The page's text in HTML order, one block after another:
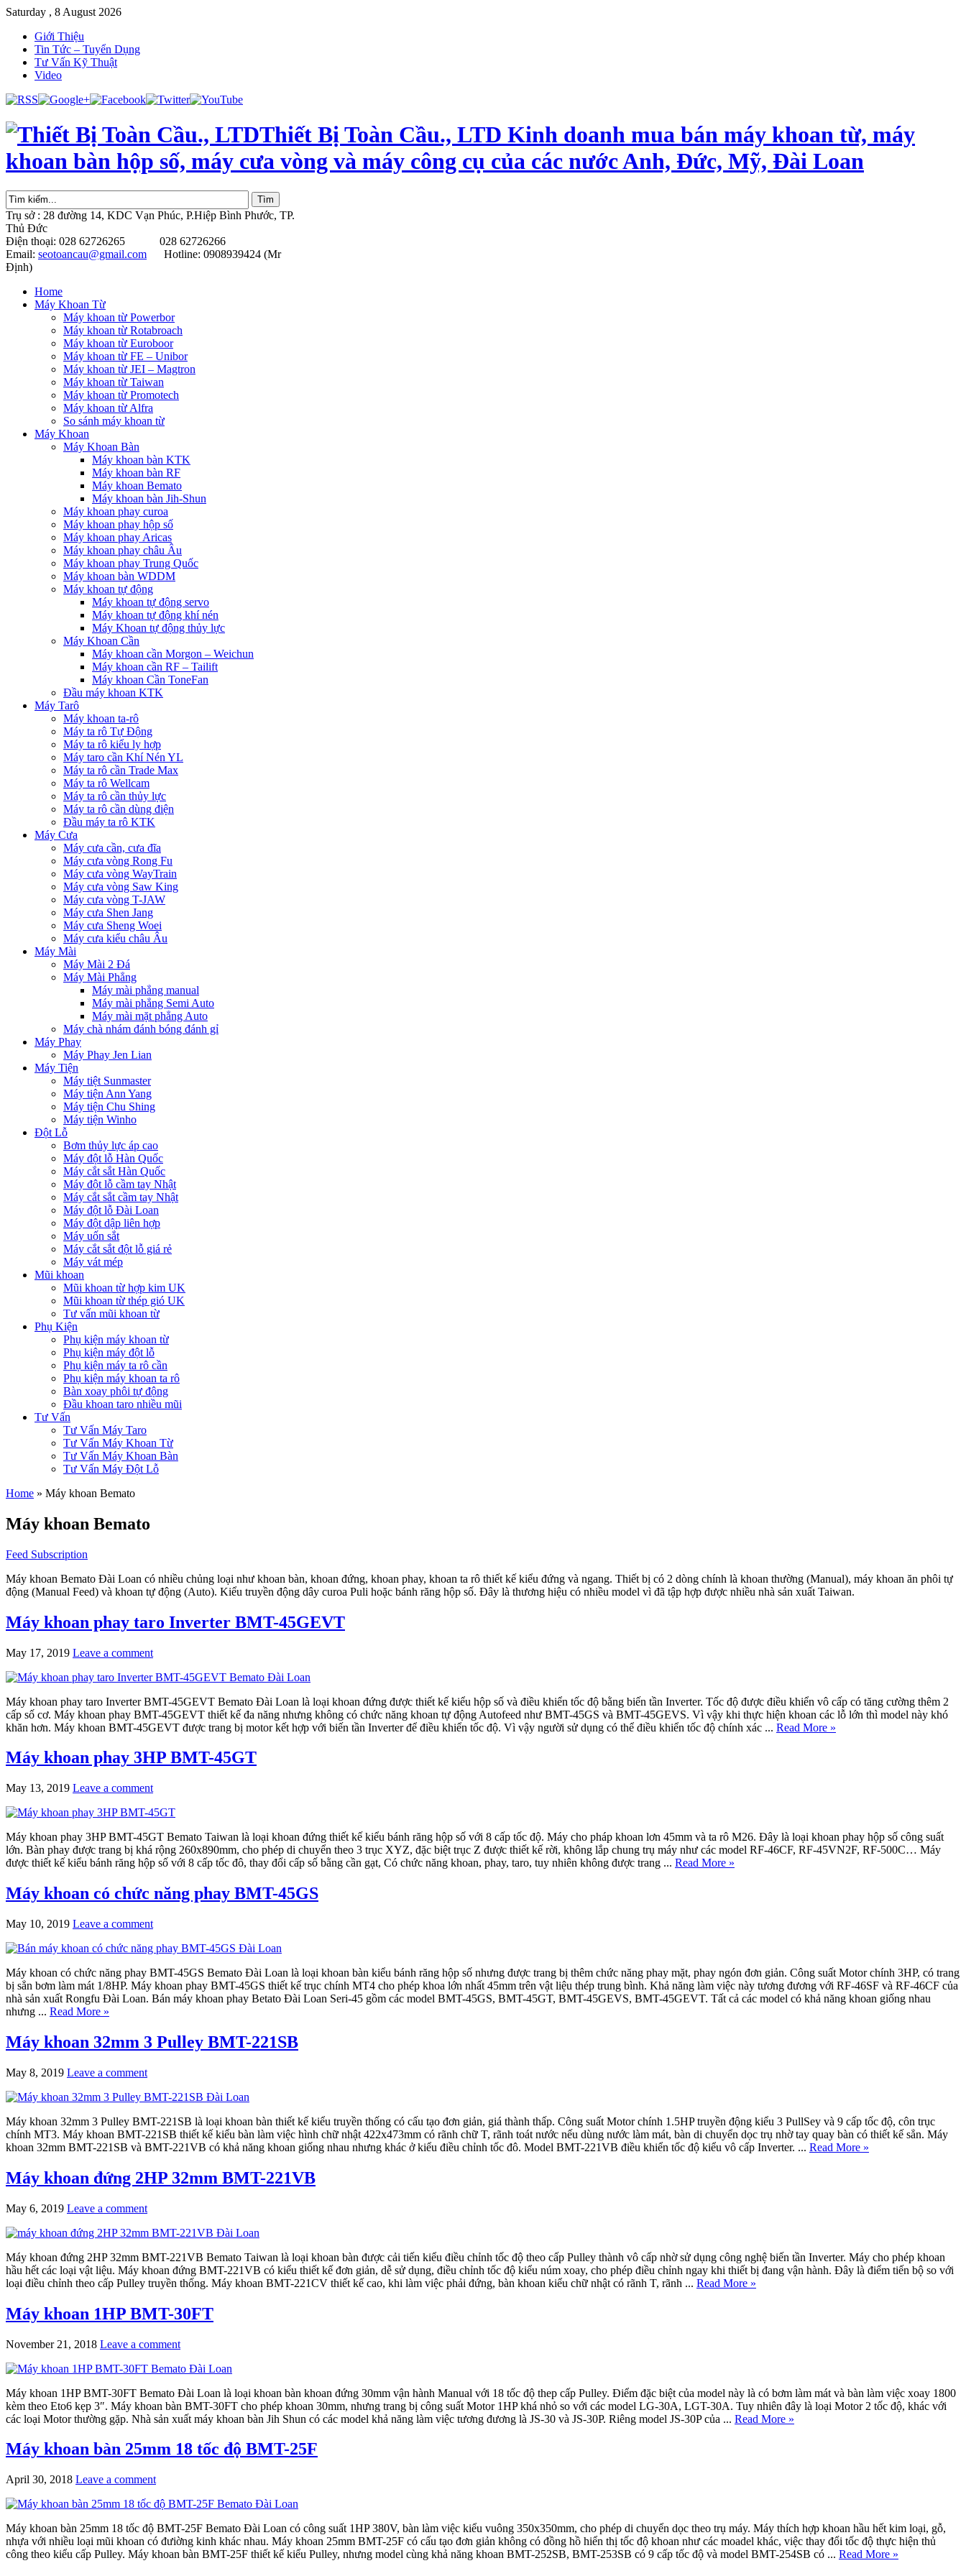
Saturday , 8 August 2026
Giới Thiệu
Tin Tức – Tuyển Dụng
Tư Vấn Kỹ Thuật
Video
Thiết Bị Toàn Cầu., LTD Kinh doanh mua bán máy khoan từ, máy
khoan bàn hộp số, máy cưa vòng và máy công cụ của các nước Anh, Đức, Mỹ, Đài Loan
Trụ sở : 28 đường 14, KDC Vạn Phúc, P.Hiệp Bình Phước, TP.
Thủ Đức
Điện thoại: 028 62726265 028 62726266
Email: seotoancau@gmail.com Hotline: 0908939424 (Mr
Định)
Home
Máy Khoan Từ
Máy khoan từ Powerbor
Máy khoan từ Rotabroach
Máy khoan từ Euroboor
Máy khoan từ FE – Unibor
Máy khoan từ JEI – Magtron
Máy khoan từ Taiwan
Máy khoan từ Promotech
Máy khoan từ Alfra
So sánh máy khoan từ
Máy Khoan
Máy Khoan Bàn
Máy khoan bàn KTK
Máy khoan bàn RF
Máy khoan Bemato
Máy khoan bàn Jih-Shun
Máy khoan phay curoa
Máy khoan phay hộp số
Máy khoan phay Aricas
Máy khoan phay châu Âu
Máy khoan phay Trung Quốc
Máy khoan bàn WDDM
Máy khoan tự động
Máy khoan tự động servo
Máy khoan tự động khí nén
Máy Khoan tự động thủy lực
Máy Khoan Cần
Máy khoan cần Morgon – Weichun
Máy khoan cần RF – Tailift
Máy khoan Cần ToneFan
Đầu máy khoan KTK
Máy Tarô
Máy khoan ta-rô
Máy ta rô Tự Động
Máy ta rô kiểu ly hợp
Máy taro cần Khí Nén YL
Máy ta rô cần Trade Max
Máy ta rô Wellcam
Máy ta rô cần thủy lực
Máy ta rô cần dùng điện
Đầu máy ta rô KTK
Máy Cưa
Máy cưa cần, cưa đĩa
Máy cưa vòng Rong Fu
Máy cưa vòng WayTrain
Máy cưa vòng Saw King
Máy cưa vòng T-JAW
Máy cưa Shen Jang
Máy cưa Sheng Woei
Máy cưa kiểu châu Âu
Máy Mài
Máy Mài 2 Đá
Máy Mài Phẳng
Máy mài phẳng manual
Máy mài phẳng Semi Auto
Máy mài mặt phẳng Auto
Máy chà nhám đánh bóng đánh gỉ
Máy Phay
Máy Phay Jen Lian
Máy Tiện
Máy tiệt Sunmaster
Máy tiện Ann Yang
Máy tiện Chu Shing
Máy tiện Winho
Đột Lỗ
Bơm thủy lực áp cao
Máy đột lỗ Hàn Quốc
Máy cắt sắt Hàn Quốc
Máy đột lỗ cầm tay Nhật
Máy cắt sắt cầm tay Nhật
Máy đột lỗ Đài Loan
Máy đột dập liên hợp
Máy uốn sắt
Máy cắt sắt đột lỗ giá rẻ
Máy vát mép
Mũi khoan
Mũi khoan từ hợp kim UK
Mũi khoan từ thép gió UK
Tư vấn mũi khoan từ
Phụ Kiện
Phụ kiện máy khoan từ
Phụ kiện máy đột lỗ
Phụ kiện máy ta rô cần
Phụ kiện máy khoan ta rô
Bàn xoay phôi tự động
Đầu khoan taro nhiều mũi
Tư Vấn
Tư Vấn Máy Taro
Tư Vấn Máy Khoan Từ
Tư Vấn Máy Khoan Bàn
Tư Vấn Máy Đột Lỗ
Home » Máy khoan Bemato
Máy khoan Bemato
Feed Subscription
Máy khoan Bemato Đài Loan có nhiều chủng loại như khoan bàn, khoan đứng, khoan phay, khoan ta rô thiết kế kiểu đứng và ngang. Thiết bị có 2 dòng chính là khoan thường (Manual), máy khoan ăn phôi tự
động (Manual Feed) và khoan tự động (Auto). Kiểu truyền động dây curoa Puli hoặc bánh răng hộp số. Đây là thương hiệu có nhiều model vì đã tập hợp được nhiều nhà sản xuất Taiwan.
Máy khoan phay taro Inverter BMT-45GEVT
May 17, 2019 Leave a comment
Máy khoan phay taro Inverter BMT-45GEVT Bemato Đài Loan là loại khoan đứng được thiết kế kiểu hộp số và điều khiển tốc độ bằng biến tần Inverter. Tốc độ được điều khiển vô cấp có tăng cường thêm 2
cấp số cơ. Máy khoan phay BMT-45GEVT thiết kế đa năng nhưng không có chức năng khoan tự động Autofeed như BMT-45GS và BMT-45GEVS. Vì vậy khi thực hiện khoan các lỗ lớn thì model này khó
khăn hơn. Máy khoan BMT-45GEVT được trang bị motor kết hợp với biến tần Inverter để điều khiển tốc độ. Vì vậy người sử dụng có thể điều khiển tốc độ chính xác ... Read More »
Máy khoan phay 3HP BMT-45GT
May 13, 2019 Leave a comment
Máy khoan phay 3HP BMT-45GT Bemato Taiwan là loại khoan đứng thiết kế kiểu bánh răng hộp số với 8 cấp tốc độ. Máy cho pháp khoan lơn 45mm và ta rô M26. Đây là loại khoan phay hộp số công suất
lớn. Bàn phay được trang bị khá rộng 260x890mm, cho phép di chuyển theo 3 trục XYZ, đặc biệt trục Z được thiết kế rời, không lắp chung trụ máy như các model RF-46CF, RF-45VN2F, RF-500C… Máy
được thiết kế kiểu bánh răng hộp số với 8 cấp tốc đô, thay đổi cấp số bằng cần gạt, Có chức năng khoan, phay, taro, tuy nhiên không được trang ... Read More »
Máy khoan có chức năng phay BMT-45GS
May 10, 2019 Leave a comment
Máy khoan có chức năng phay BMT-45GS Bemato Đài Loan là loại khoan bàn kiểu bánh răng hộp số nhưng được trang bị thêm chức năng phay mặt, phay ngón đơn giản. Công suất Motor chính 3HP, có trang
bị sẳn bơm làm mát 1/8HP. Máy khoan phay BMT-45GS thiết kế trục chính MT4 cho phép khoa lớn nhất 45mm trên vật liệu thép trung bình. Khả năng làm việc này tương đương với RF-46SF và RF-46CF của
nhà sản xuất Rongfu Đài Loan. Bán máy khoan phay Betato Đài Loan Seri-45 gồm các model BMT-45GS, BMT-45GT, BMT-45GEVS, BMT-45GEVT. Tất cả các model có khả năng khoan giống nhau
nhưng ... Read More »
Máy khoan 32mm 3 Pulley BMT-221SB
May 8, 2019 Leave a comment
Máy khoan 32mm 3 Pulley BMT-221SB là loại khoan bàn thiết kế kiểu truyền thống có cấu tạo đơn giản, giá thành thấp. Công suất Motor chính 1.5HP truyền động kiểu 3 PullSey và 9 cấp tốc độ, côn trục
chính MT3. Máy khoan BMT-221SB thiết kế kiểu bàn làm việc hình chữ nhật 422x473mm có rãnh chữ T, rãnh toát nước nếu dùng nước làm mát, bàn di chuyển dọc trụ nhờ tay quay bàn có thiết kế sẳn. Máy
khoan 32mm BMT-221SB và BMT-221VB có khả năng khoan giống nhau nhưng khác ở kiểu điều chỉnh tốc đô. Model BMT-221VB điều khiển tốc độ kiểu vô cấp Inverter. ... Read More »
Máy khoan đứng 2HP 32mm BMT-221VB
May 6, 2019 Leave a comment
Máy khoan đứng 2HP 32mm BMT-221VB Bemato Taiwan là loại khoan bàn được cải tiến kiểu điều chỉnh tốc độ theo cấp Pulley thành vô cấp nhờ sử dụng công nghệ biến tần Inverter. Máy cho phép khoan
hầu hết các loại vật liệu. Máy khoan đứng BMT-221VB có kiểu thiết kế đơn giản, dễ sử dụng, điều chỉnh tốc độ kiểu núm xoay, cho phép điều chỉnh ngay khi thiết bị đang vận hành. Đây là điểm tiến bộ so với
loại điều chỉnh theo cấp Pulley truyền thống. Máy khoan BMT-221CV thiết kế cao, khi làm việc phải đứng, bàn khoan kiểu chữ nhật có rãnh T, rãnh ... Read More »
Máy khoan 1HP BMT-30FT
November 21, 2018 Leave a comment
Máy khoan 1HP BMT-30FT Bemato Đài Loan là loại khoan bàn khoan đứng 30mm vận hành Manual với 18 tốc độ thep cấp Pulley. Điểm đặc biệt của model này là có bơm làm mát và bàn làm việc xoay 1800
kèm theo Eto6 kẹp 3″. Máy khoan bàn BMT-30FT cho phép khoan 30mm, nhưng trang bị công suất Motor 1HP khá nhỏ so với các model LG-30A, LGT-30A. Tuy nhiên đây là loại Motor 2 tốc độ, khác với
các loại Motor thường gặp. Nhà sản xuất máy khoan bàn Jih Shun có các model khả năng làm việc tương đương là JS-30 và JS-30P. Riêng model JS-30P của ... Read More »
Máy khoan bàn 25mm 18 tốc độ BMT-25F
April 30, 2018 Leave a comment
Máy khoan bàn 25mm 18 tốc độ BMT-25F Bemato Đài Loan có công suất 1HP 380V, bàn làm việc kiểu vuông 350x350mm, cho phép di chuyển dọc theo trụ máy. Máy thích hợp khoan hầu hết kim loại, gỗ,
nhựa với nhiều loại mũi khoan có đưiờng kinh khác nhau. Máy khoan 25mm BMT-25F có cấu tạo đơn giản không có đồng hồ hiển thị tốc độ khoan như các moadel khác, việc thay đổi tốc độ thực hiện thủ
công theo kiểu cấp Pulley. Máy khoan bàn BMT-25F thiết kế kiểu Pulley, nhưng model cùng khả năng khoan BMT-252SB, BMT-253SB có 9 cấp tốc độ và model BMT-254SB có ... Read More »